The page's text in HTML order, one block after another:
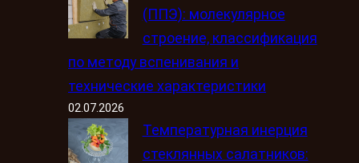
(ППЭ): молекулярное
строение, классификация
по методу вспенивания и
технические характеристики
02.07.2026
Температурная инерция
стеклянных салатников: